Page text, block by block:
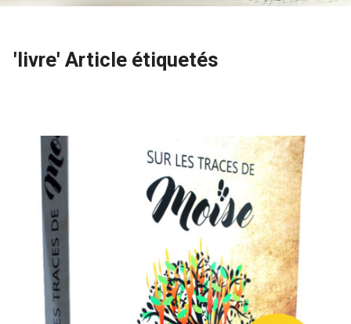
'livre' Article étiquetés